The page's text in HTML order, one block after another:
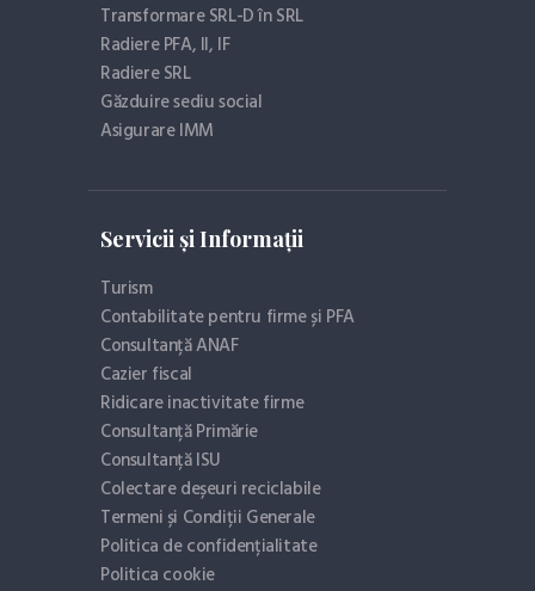
Transformare SRL-D în SRL
Radiere PFA, II, IF
Radiere SRL
Găzduire sediu social
Asigurare IMM
Servicii și Informații
Turism
Contabilitate pentru firme și PFA
Consultanță ANAF
Cazier fiscal
Ridicare inactivitate firme
Consultanță Primărie
Consultanță ISU
Colectare deșeuri reciclabile
Termeni și Condiții Generale
Politica de confidențialitate
Politica cookie